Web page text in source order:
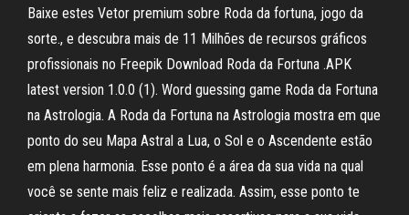
Baixe estes Vetor premium sobre Roda da fortuna, jogo da
sorte., e descubra mais de 11 Milhões de recursos gráficos
profissionais no Freepik Download Roda da Fortuna .APK
latest version 1.0.0 (1). Word guessing game Roda da Fortuna
na Astrologia. A Roda da Fortuna na Astrologia mostra em que
ponto do seu Mapa Astral a Lua, o Sol e o Ascendente estão
em plena harmonia. Esse ponto é a área da sua vida na qual
você se sente mais feliz e realizada. Assim, esse ponto te